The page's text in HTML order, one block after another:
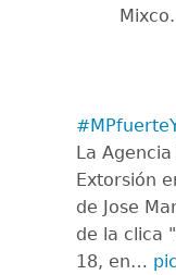
Mixco.
La
Extorsión
de Jose
de la clica
18, en…